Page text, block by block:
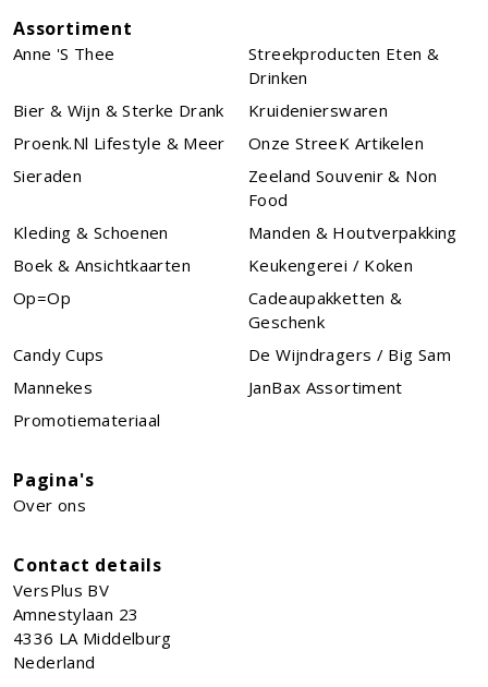
Assortiment
Anne 's Thee
Streekproducten Eten &
Drinken
Bier & Wijn & Sterke Drank
Kruidenierswaren
Proenk.nl Lifestyle & Meer
Onze StreeK Artikelen
Sieraden
Zeeland Souvenir & Non
Food
Kleding & Schoenen
Manden & Houtverpakking
Boek & Ansichtkaarten
Keukengerei / Koken
Op=Op
Cadeaupakketten &
Geschenk
Candy Cups
De Wijndragers / Big Sam
Mannekes
JanBax Assortiment
Promotiemateriaal
Pagina's
Over ons
Contact details
VersPlus BV
Amnestylaan 23
4336 LA Middelburg
Nederland